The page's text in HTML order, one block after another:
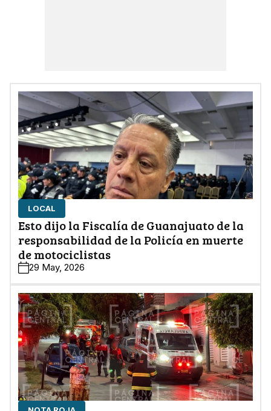
LOCAL
Esto dijo la Fiscalía de Guanajuato de la
responsabilidad de la Policía en muerte
de motociclistas
29 May, 2026